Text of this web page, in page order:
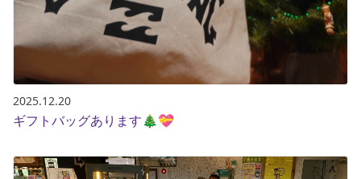
2025.12.20
ギフトバッグあります🎄💝